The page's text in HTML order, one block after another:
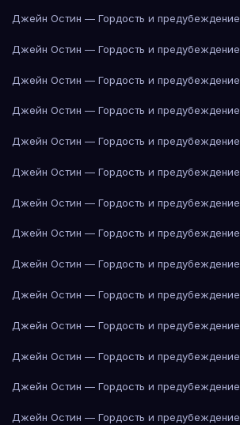
Джейн Остин — Гордость и предубеждение
Джейн Остин — Гордость и предубеждение
Джейн Остин — Гордость и предубеждение
Джейн Остин — Гордость и предубеждение
Джейн Остин — Гордость и предубеждение
Джейн Остин — Гордость и предубеждение
Джейн Остин — Гордость и предубеждение
Джейн Остин — Гордость и предубеждение
Джейн Остин — Гордость и предубеждение
Джейн Остин — Гордость и предубеждение
Джейн Остин — Гордость и предубеждение
Джейн Остин — Гордость и предубеждение
Джейн Остин — Гордость и предубеждение
Джейн Остин — Гордость и предубеждение